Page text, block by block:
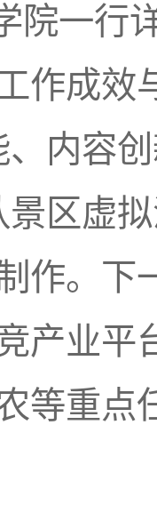
院一行
作成效
、内容
景区虚
作。下
产业平
等重点